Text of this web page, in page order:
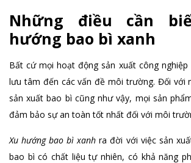
Những điều cần
hướng bao bì xanh
Bất cứ mọi hoạt động sản xuất công
lưu tâm đến các vấn đề môi trường. Đối với
sản xuất bao bì cũng như vậy, mọi sản
đảm bảo sự an toàn tốt nhất đối với môi
Xu hướng bao bì xanh ra đời với việc sản
bao bì có chất liệu tự nhiên, có khả năng